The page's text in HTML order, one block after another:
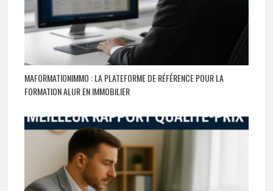
MAFORMATIONIMMO : LA PLATEFORME DE RÉFÉRENCE POUR LA
FORMATION ALUR EN IMMOBILIER